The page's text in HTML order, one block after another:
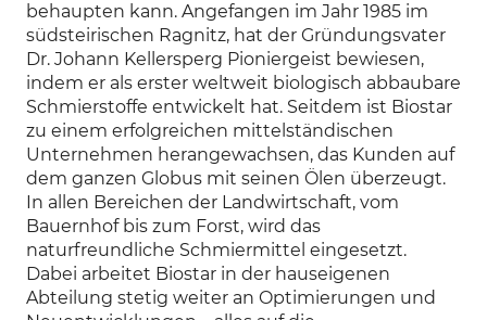
behaupten kann. Angefangen im Jahr 1985 im
südsteirischen Ragnitz, hat der Gründungsvater
Dr. Johann Kellersperg Pioniergeist bewiesen,
indem er als erster weltweit biologisch abbaubare
Schmierstoffe entwickelt hat. Seitdem ist Biostar
zu einem erfolgreichen mittelständischen
Unternehmen herangewachsen, das Kunden auf
dem ganzen Globus mit seinen Ölen überzeugt.
In allen Bereichen der Landwirtschaft, vom
Bauernhof bis zum Forst, wird das
naturfreundliche Schmiermittel eingesetzt.
Dabei arbeitet Biostar in der hauseigenen
Abteilung stetig weiter an Optimierungen und